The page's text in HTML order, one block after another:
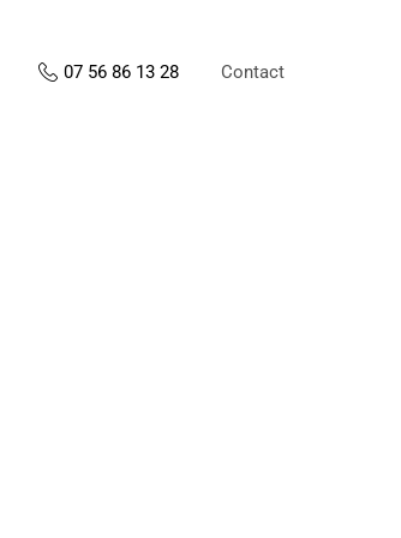
07 56 86 13 28 Contact